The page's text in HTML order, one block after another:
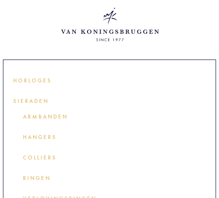
HORLOGES
SIERADEN
ARMBANDEN
HANGERS
COLLIERS
RINGEN